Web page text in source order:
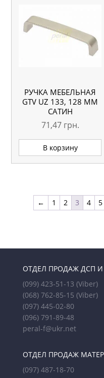
РУЧКА МЕБЕЛЬНАЯ
GTV UZ 133, 128 ММ
САТИН
71,47 грн.
В корзину
← 1 2 3 4 5
ОТДЕЛ ПРОДАЖ ДСП
(099) 423-51-13 (Viber)
(068) 762-85-15 (Viber)
(097) 445-02-80
(096) 791-89-48
peral-f@ukr.net
ОТДЕЛ ПРОДАЖ
(097) 487-18-70